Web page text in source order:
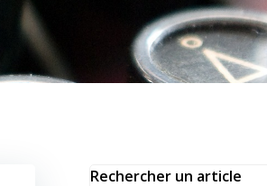
Rechercher un article